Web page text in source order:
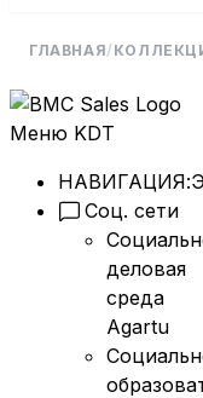
ГЛАВНАЯ/
Меню KDT
НАВИГАЦИЯ:
Соц. сети
деловая
среда
Agartu